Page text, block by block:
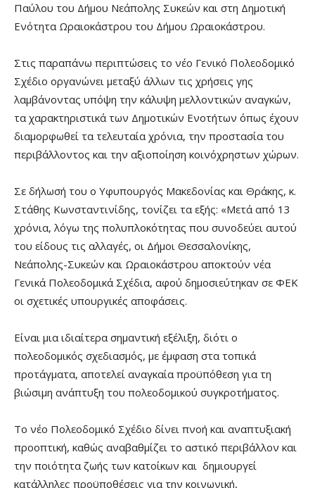
Παύλου του Δήμου Νεάπολης Συκεών και στη Δημοτική
Ενότητα Ωραιοκάστρου του Δήμου Ωραιοκάστρου.
Στις παραπάνω περιπτώσεις το νέο Γενικό Πολεοδομικό
Σχέδιο οργανώνει μεταξύ άλλων τις χρήσεις γης
λαμβάνοντας υπόψη την κάλυψη μελλοντικών αναγκών,
τα χαρακτηριστικά των Δημοτικών Ενοτήτων όπως έχουν
διαμορφωθεί τα τελευταία χρόνια, την προστασία του
περιβάλλοντος και την αξιοποίηση κοινόχρηστων χώρων.
Σε δήλωσή του ο Υφυπουργός Μακεδονίας και Θράκης, κ.
Στάθης Κωνσταντινίδης, τονίζει τα εξής: «Μετά από 13
χρόνια, λόγω της πολυπλοκότητας που συνοδεύει αυτού
του είδους τις αλλαγές, οι Δήμοι Θεσσαλονίκης,
Νεάπολης-Συκεών και Ωραιοκάστρου αποκτούν νέα
Γενικά Πολεοδομικά Σχέδια, αφού δημοσιεύτηκαν σε ΦΕΚ
οι σχετικές υπουργικές αποφάσεις.
Είναι μια ιδιαίτερα σημαντική εξέλιξη, διότι ο
πολεοδομικός σχεδιασμός, με έμφαση στα τοπικά
προτάγματα, αποτελεί αναγκαία προϋπόθεση για τη
βιώσιμη ανάπτυξη του πολεοδομικού συγκροτήματος.
Το νέο Πολεοδομικό Σχέδιο δίνει πνοή και αναπτυξιακή
προοπτική, καθώς αναβαθμίζει το αστικό περιβάλλον και
την ποιότητα ζωής των κατοίκων και δημιουργεί
κατάλληλες προϋποθέσεις για την κοινωνική,